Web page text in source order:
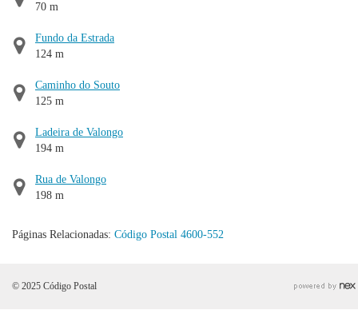
70 m
Fundo da Estrada
124 m
Caminho do Souto
125 m
Ladeira de Valongo
194 m
Rua de Valongo
198 m
Páginas Relacionadas: Código Postal 4600-552
© 2025 Código Postal